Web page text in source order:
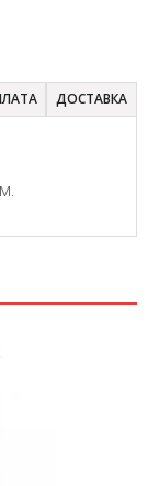
ДОСТАВКА